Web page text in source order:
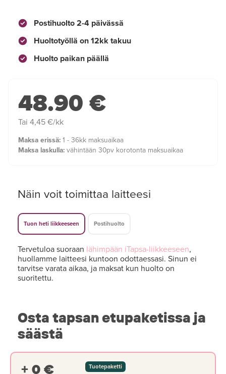
Postihuolto 2-4 päivässä
Huoltotyöllä on 12kk takuu
Huolto paikan päällä
48.90 €
Tai 4,45 €/kk
Maksa erissä: 1 - 36kk maksuaikaa
Maksa laskulla: vähintään 30pv korotonta maksuaikaa
Näin voit toimittaa laitteesi
Tuon heti liikkeeseen Postihuolto
Tervetuloa suoraan lähimpään iTapsa-liikkeeseen,
huollamme laitteesi kuntoon odottaessasi. Sinun ei
tarvitse varata aikaa, ja maksat kun huolto on
suoritettu.
Osta tapsan etupaketissa ja
säästä
+ 0 € Tuotepaketti